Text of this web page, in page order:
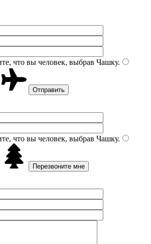
что вы человек, выбрав Чашку.
что вы человек, выбрав Чашку.